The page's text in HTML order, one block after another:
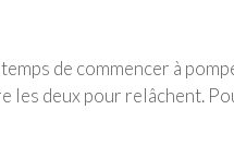
de commencer à
les deux pour relâchent.